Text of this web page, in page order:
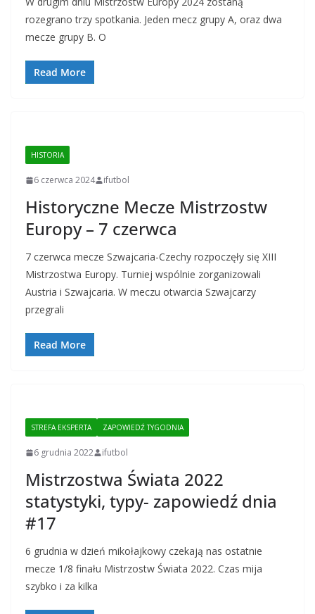
rozegrano trzy spotkania. Jeden mecz grupy A, oraz dwa
mecze grupy B. O
Read More
HISTORIA
6 czerwca 2024 ifutbol
Historyczne Mecze Mistrzostw
Europy – 7 czerwca
7 czerwca mecze Szwajcaria-Czechy rozpoczęły się XIII
Mistrzostwa Europy. Turniej wspólnie zorganizowali
Austria i Szwajcaria. W meczu otwarcia Szwajcarzy
przegrali
Read More
STREFA EKSPERTA ZAPOWIEDŹ TYGODNIA
6 grudnia 2022 ifutbol
Mistrzostwa Świata 2022
statystyki, typy- zapowiedź dnia
#17
6 grudnia w dzień mikołajkowy czekają nas ostatnie
mecze 1/8 finału Mistrzostw Świata 2022. Czas mija
szybko i za kilka